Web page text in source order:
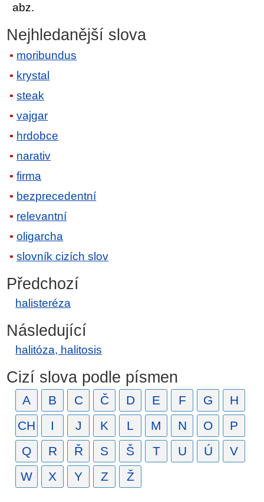
abz.
Nejhledanější slova
moribundus
krystal
steak
vajgar
hrdobce
narativ
firma
bezprecedentní
relevantní
oligarcha
slovník cizích slov
Předchozí
halisteréza
Následující
halitóza, halitosis
Cizí slova podle písmen
A B C Č D E F G
H
CH
I J K L M N O
P
Q
R Ř S Š T U Ú
V
W
X Y Z Ž